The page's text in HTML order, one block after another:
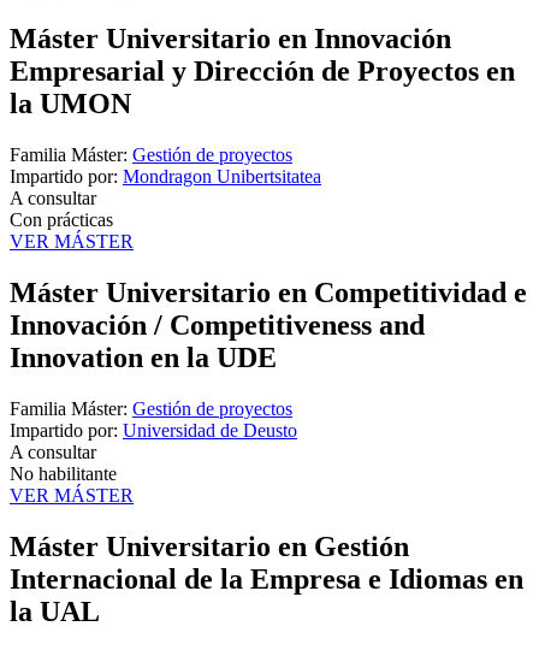
Máster Universitario en Innovación
Empresarial y Dirección de Proyectos en
la UMON
Familia Máster: Gestión de proyectos
Impartido por: Mondragon Unibertsitatea
A consultar
Con prácticas
VER MÁSTER
Máster Universitario en Competitividad e
Innovación / Competitiveness and
Innovation en la UDE
Familia Máster: Gestión de proyectos
Impartido por: Universidad de Deusto
A consultar
No habilitante
VER MÁSTER
Máster Universitario en Gestión
Internacional de la Empresa e Idiomas en
la UAL